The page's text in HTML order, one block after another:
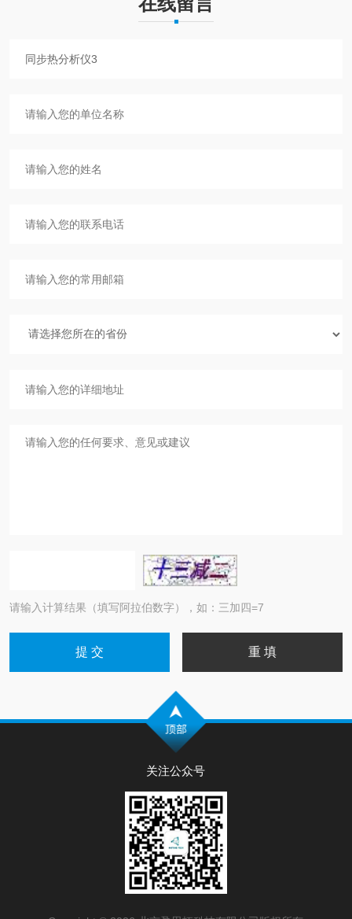
请输入计算结果（填写阿拉伯数字），如：三加四=7
关注公众号